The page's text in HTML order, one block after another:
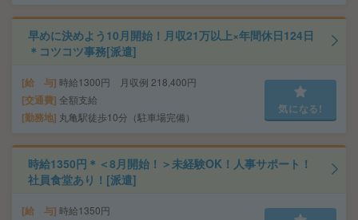
早めに決めよう10月開始！月収21万以上×年間休日124日
＊コツコツ事務[派遣]
給 与 時給1300円 月収例 218,400円
交通費 全額支給
勤務地 丸亀駅徒歩10分（駐車場完備）
気になる!
時給1350円＊＜8月開始！＞未経験OK！人事サポート！
社員食堂あり！[派遣]
給 与 時給1350円